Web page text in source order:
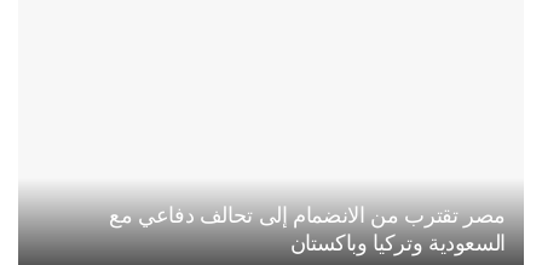
مصر تقترب من الانضمام إلى تحالف دفاعي مع
السعودية وتركيا وباكستان